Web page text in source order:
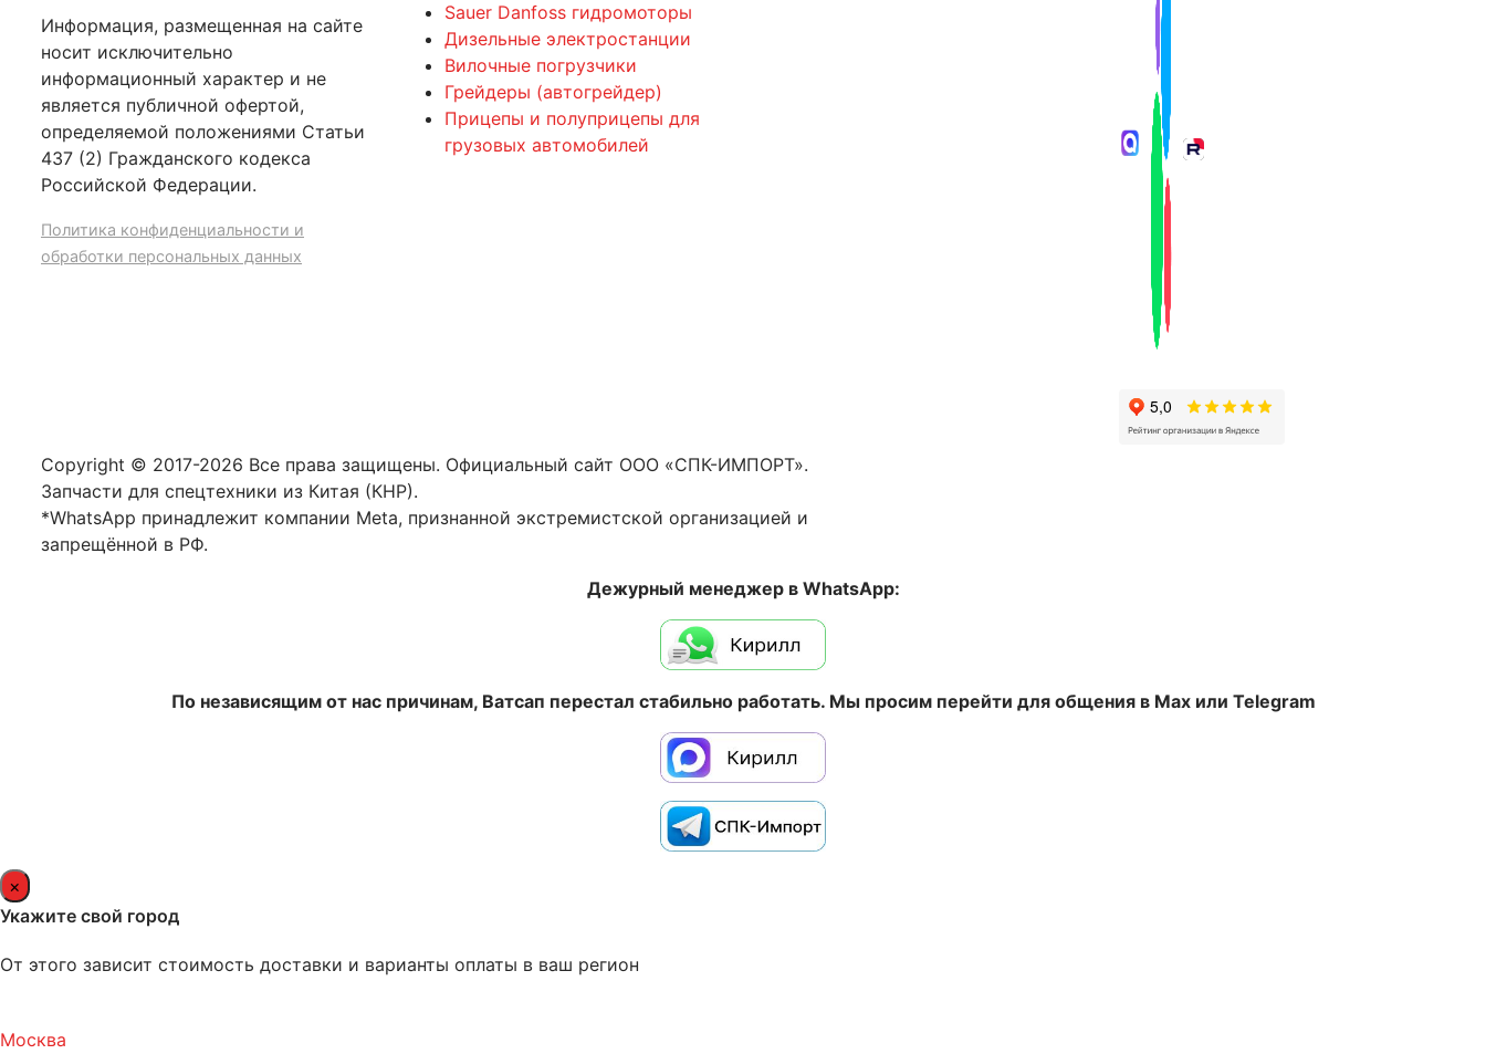
Информация, размещенная на сайте
носит исключительно
информационный характер и не
является публичной офертой,
определяемой положениями Статьи
437 (2) Гражданского кодекса
Российской Федерации.
Политика конфиденциальности и
обработки персональных данных
Sauer Danfoss гидромоторы
Дизельные электростанции
Вилочные погрузчики
Грейдеры (автогрейдер)
Прицепы и полуприцепы для
грузовых автомобилей
Copyright © 2017-2026 Все права защищены. Официальный сайт ООО «СПК-ИМПОРТ».
Запчасти для спецтехники из Китая (КНР).
*WhatsApp принадлежит компании Meta, признанной экстремистской организацией и
запрещённой в РФ.
Дежурный менеджер в WhatsApp:
По независящим от нас причинам, Ватсап перестал стабильно работать. Мы просим перейти для общения в Max или Telegram
×
Укажите свой город
От этого зависит стоимость доставки и варианты оплаты в ваш регион
Москва